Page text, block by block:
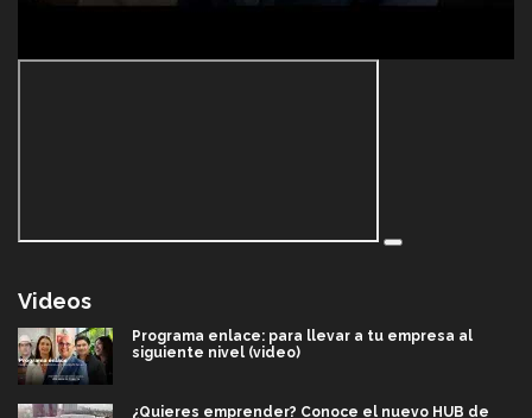
Videos
Programa enlace: para llevar a tu empresa al
siguiente nivel (video)
¿Quieres emprender? Conoce el nuevo HUB de